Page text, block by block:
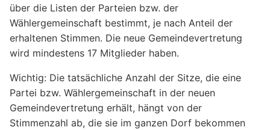
über die Listen der Parteien bzw. der
Wählergemeinschaft bestimmt, je nach Anteil der
erhaltenen Stimmen. Die neue Gemeindevertretung
wird mindestens 17 Mitglieder haben.
Wichtig: Die tatsächliche Anzahl der Sitze, die eine
Partei bzw. Wählergemeinschaft in der neuen
Gemeindevertretung erhält, hängt von der
Stimmenzahl ab, die sie im ganzen Dorf bekommen